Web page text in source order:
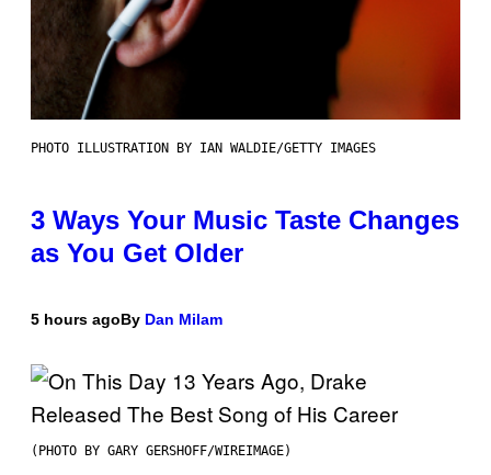
PHOTO ILLUSTRATION BY IAN WALDIE/GETTY IMAGES
3 Ways Your Music Taste Changes
as You Get Older
5 hours agoBy Dan Milam
(PHOTO BY GARY GERSHOFF/WIREIMAGE)